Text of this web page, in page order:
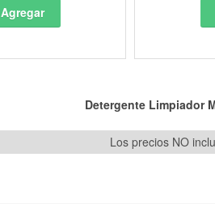
Agregar
Detergente Limpiador
Los precios NO